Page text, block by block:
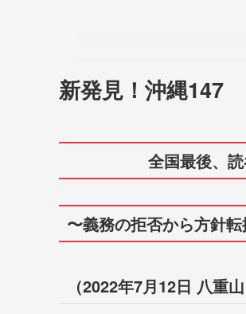
新発見！沖縄147
全国最後、読谷村
〜義務の拒否から方針
（2022年7月12日 八重